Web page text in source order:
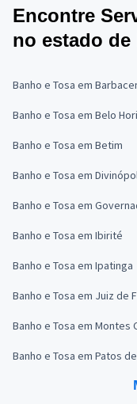
Encontre
no estado de
Banho e Tosa em
Banho e Tosa em Belo
Banho e Tosa em Betim
Banho e Tosa em
Banho e Tosa em
Banho e Tosa em Ibirité
Banho e Tosa em Ipatinga
Banho e Tosa em Juiz de
Banho e Tosa em Montes
Banho e Tosa em Patos